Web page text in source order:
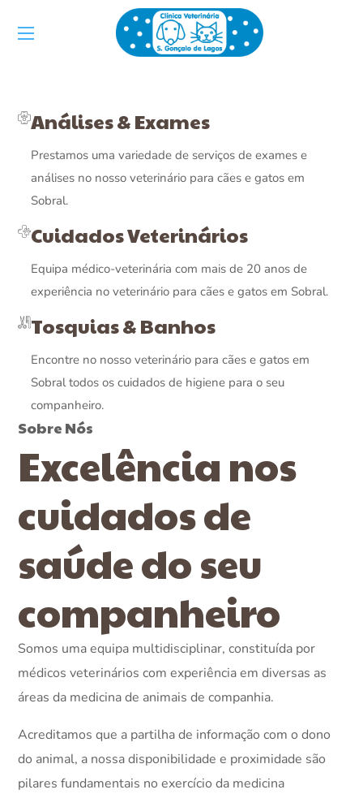
Análises & Exames
Prestamos uma variedade de serviços de exames e
análises no nosso veterinário para cães e gatos em
Sobral.
Cuidados Veterinários
Equipa médico-veterinária com mais de 20 anos de
experiência no veterinário para cães e gatos em Sobral.
Tosquias & Banhos
Encontre no nosso veterinário para cães e gatos em
Sobral todos os cuidados de higiene para o seu
companheiro.
Sobre Nós
Excelência nos
cuidados de
saúde do seu
companheiro
Somos uma equipa multidisciplinar, constituída por
médicos veterinários com experiência em diversas as
áreas da medicina de animais de companhia.
Acreditamos que a partilha de informação com o dono
do animal, a nossa disponibilidade e proximidade são
pilares fundamentais no exercício da medicina